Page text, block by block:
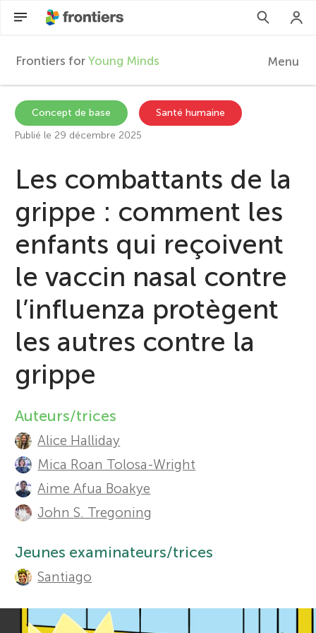
F
r
n
e
r
s
f
o
r
Y
o
Frontiers for Young Minds Menu
Articles
Participer
Sections
Concept de base
Santé humaine
Publié le 29 décembre 2025
Les combattants de la
grippe : comment les
enfants qui reçoivent
le vaccin nasal contre
l’influenza protègent
les autres contre la
grippe
A
u
t
h
o
r
s
Auteurs/trices
Alice Halliday
Mica Roan Tolosa-Wright
Aime Afua Boakye
John S. Tregoning
Jeunes examinateurs/trices
Santiago